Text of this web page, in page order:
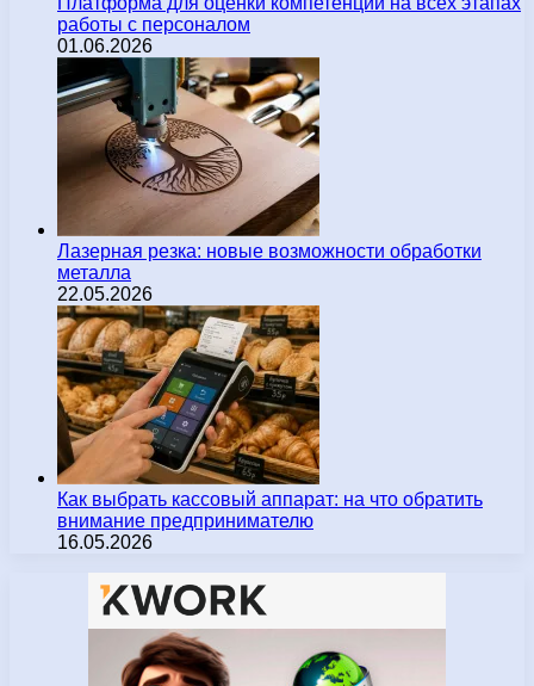
работы с персоналом
01.06.2026
Лазерная резка: новые возможности обработки
металла
22.05.2026
Как выбрать кассовый аппарат: на что обратить
внимание предпринимателю
16.05.2026